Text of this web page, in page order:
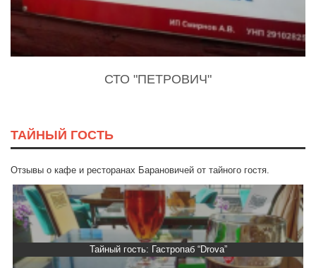
СТО "ПЕТРОВИЧ"
ТАЙНЫЙ ГОСТЬ
Отзывы о кафе и ресторанах Барановичей от тайного гостя.
Тайный гость: Гастропаб “Drova”